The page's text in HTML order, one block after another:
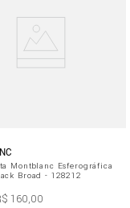
Montblanc Esferográfica
Broad - 128212
160,00